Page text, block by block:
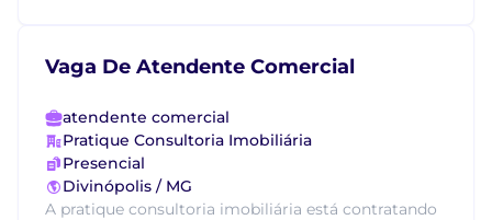
Vaga De Atendente Comercial
atendente comercial
Pratique Consultoria Imobiliária
Presencial
Divinópolis / MG
A pratique consultoria imobiliária está contratando